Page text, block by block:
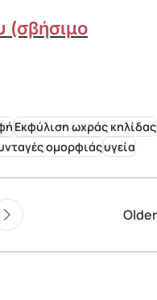
(σβήσιμο
Εκφύλιση ωχράς κηλίδας
ομορφιάςυγεία
Older